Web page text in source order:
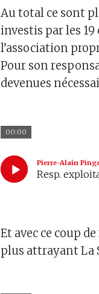
Au total ce sont
investis par les
l’association
Pour son
devenues
00:00
Pierre-Alain
Resp.
Et avec ce coup
plus attrayant La